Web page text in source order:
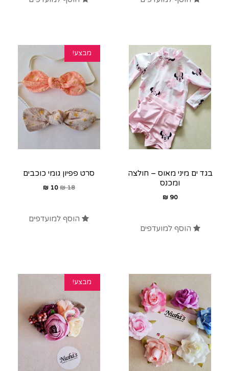
בגד ים מיני מאוס – חולצה
ומכנס
90
₪
הוסף למועדפים
מבצע!
סרט פפיון גומי כוכבים
18
₪
10
₪
הוסף למועדפים
מבצע!